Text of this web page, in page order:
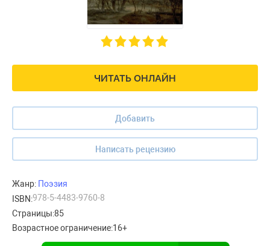
ЧИТАТЬ ОНЛАЙН
Добавить
Написать рецензию
Жанр: Поэзия
ISBN:978-5-4483-9760-8
Страницы:85
Возрастное ограничение:16+